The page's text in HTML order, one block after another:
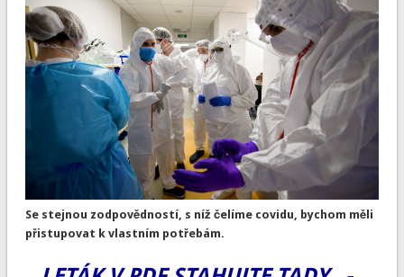
Se stejnou zodpovědností, s níž čelíme covidu, bychom měli
přistupovat k vlastním potřebám.